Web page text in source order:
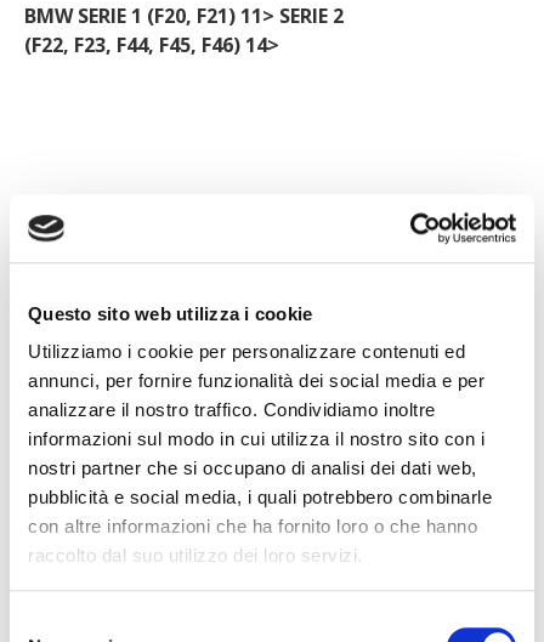
Questo sito web utilizza i cookie
Utilizziamo i cookie per personalizzare contenuti ed
annunci, per fornire funzionalità dei social media e per
analizzare il nostro traffico. Condividiamo inoltre
informazioni sul modo in cui utilizza il nostro sito con i
nostri partner che si occupano di analisi dei dati web,
pubblicità e social media, i quali potrebbero combinarle
con altre informazioni che ha fornito loro o che hanno
raccolto dal suo utilizzo dei loro servizi.
BMW SERIE 1 (F20, F21) 11> SERIE 2
(F22, F23, F44, F45, F46) 14>
B-BULLETIN PRODOTTI